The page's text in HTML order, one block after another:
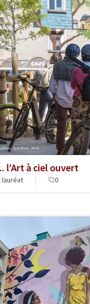
l’Art à ciel ouvert
lauréat 0